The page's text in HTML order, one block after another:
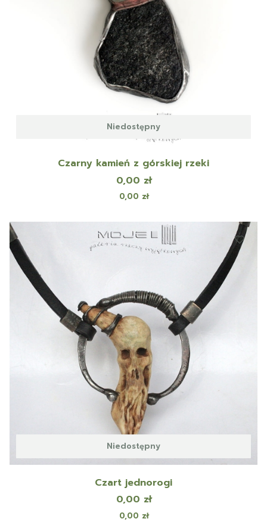
Niedostępny
Czarny kamień z górskiej rzeki
Cena
0,00 zł
Cena
0,00 zł
Niedostępny
Czart jednorogi
Cena
0,00 zł
Cena
0,00 zł